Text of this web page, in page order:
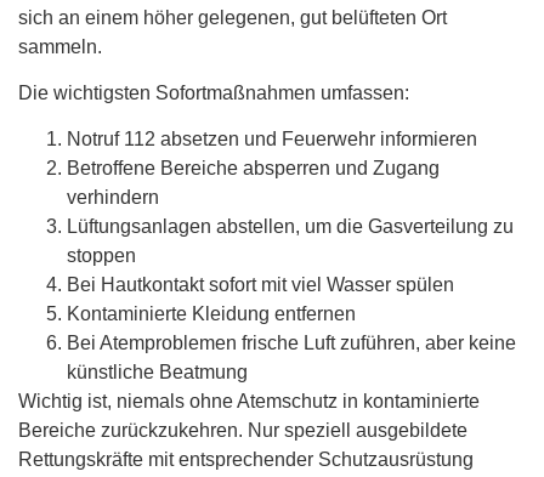
sich an einem höher gelegenen, gut belüfteten Ort
sammeln.
Die wichtigsten Sofortmaßnahmen umfassen:
Notruf 112 absetzen und Feuerwehr informieren
Betroffene Bereiche absperren und Zugang
verhindern
Lüftungsanlagen abstellen, um die Gasverteilung zu
stoppen
Bei Hautkontakt sofort mit viel Wasser spülen
Kontaminierte Kleidung entfernen
Bei Atemproblemen frische Luft zuführen, aber keine
künstliche Beatmung
Wichtig ist, niemals ohne Atemschutz in kontaminierte
Bereiche zurückzukehren. Nur speziell ausgebildete
Rettungskräfte mit entsprechender Schutzausrüstung